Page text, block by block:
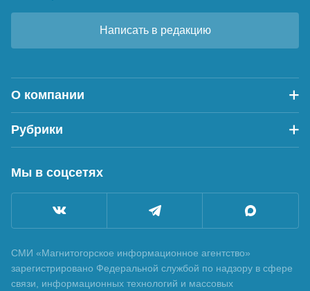
Написать в редакцию
О компании
Рубрики
Мы в соцсетях
СМИ «Магнитогорское информационное агентство»
зарегистрировано Федеральной службой по надзору в сфере
связи, информационных технологий и массовых